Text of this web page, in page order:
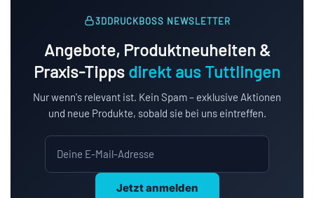
3DDRUCKBOSS NEWSLETTER
Angebote, Produktneuheiten &
Praxis-Tipps direkt aus Tuttlingen
Nur wenn's relevant ist. Kein Spam – exklusive Aktionen
und neue Produkte, sobald sie bei uns eintreffen.
Jetzt anmelden